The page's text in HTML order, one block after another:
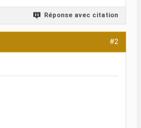
Réponse avec citation
#2